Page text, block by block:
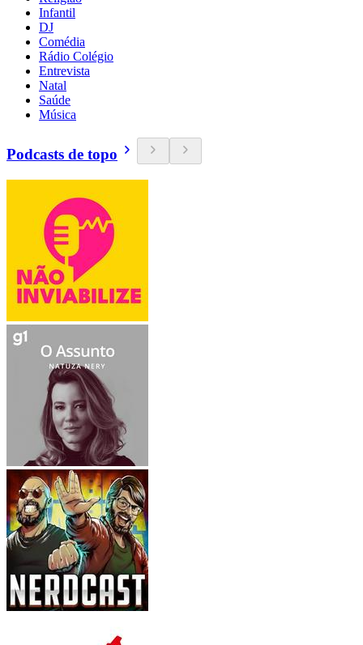
Infantil
DJ
Comédia
Rádio Colégio
Entrevista
Natal
Saúde
Música
Podcasts de topo